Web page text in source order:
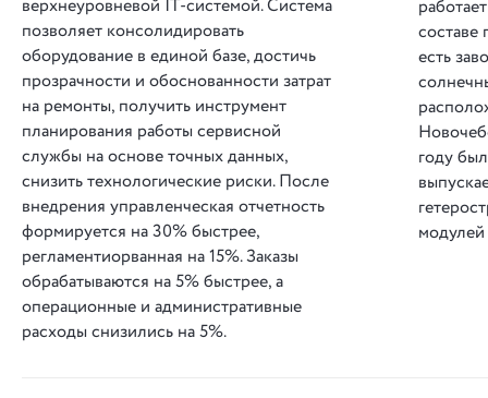
верхнеуровневой IT-системой. Система
позволяет консолидировать
оборудование в единой базе, достичь
прозрачности и обоснованности затрат
на ремонты, получить инструмент
планирования работы сервисной
службы на основе точных данных,
снизить технологические риски. После
внедрения управленческая отчетность
формируется на 30% быстрее,
регламентиорванная на 15%. Заказы
обрабатываются на 5% быстрее, а
операционные и административные
расходы снизились на 5%.
составе
есть
году
модулей